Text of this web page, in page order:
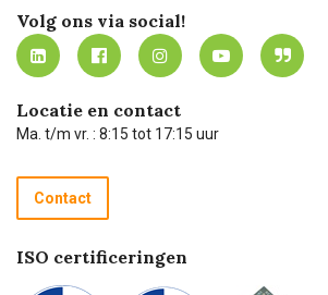
Werken bij Carel Lurvink
MVO
Mijn Carel Lurvink
Mijn Carel Lurvink instructievideo's
Carel Lurvink App
Hulp op afstand
Technische dienst
Recycle programma
Betalen
Innovation LAB
Tevreden klanten
Carel Lurvink Blog
Carel de podcast
Volg ons via social!
Locatie en contact
Ma. t/m vr. : 8:15 tot 17:15 uur
Contact
ISO certificeringen